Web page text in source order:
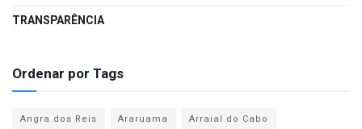
TRANSPARÊNCIA
Ordenar por Tags
Angra dos Reis Araruama
Arraial do Cabo